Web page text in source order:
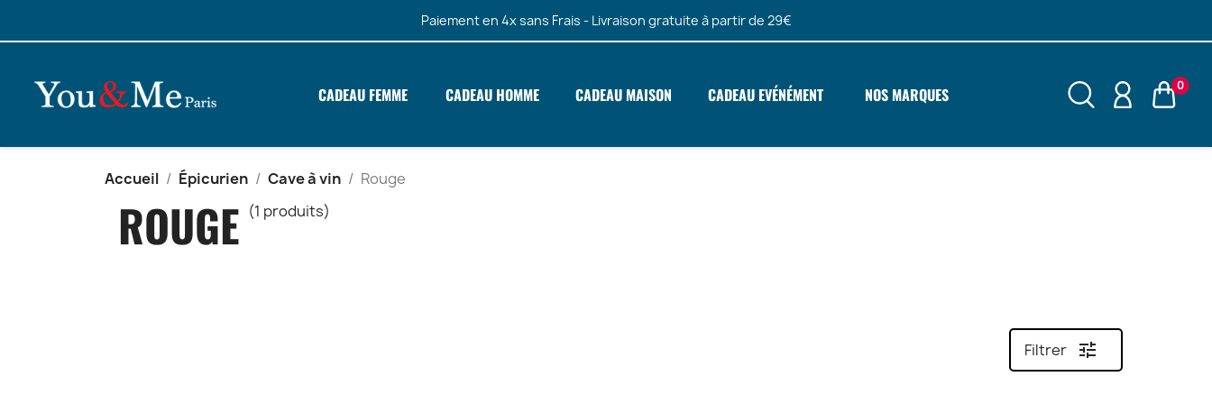
Paiement en 4x sans Frais - Livraison gratuite à partir de 29€
CADEAU FEMME CADEAU HOMME CADEAU MAISON CADEAU EVÉNÉMENT NOS MARQUES 0
Accueil Épicurien Cave à vin Rouge
ROUGE (1 produits)
Filtrer tune